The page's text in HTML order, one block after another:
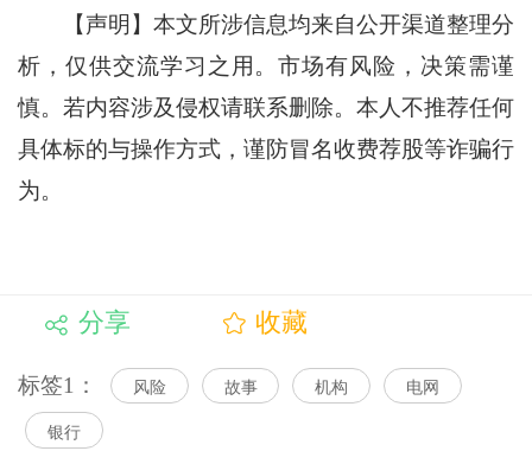
【声明】本文所涉信息均来自公开渠道整理分
析，仅供交流学习之用。市场有风险，决策需谨
慎。若内容涉及侵权请联系删除。本人不推荐任何
具体标的与操作方式，谨防冒名收费荐股等诈骗行
为。
分享 收藏
标签1： 风险 故事 机构 电网
银行